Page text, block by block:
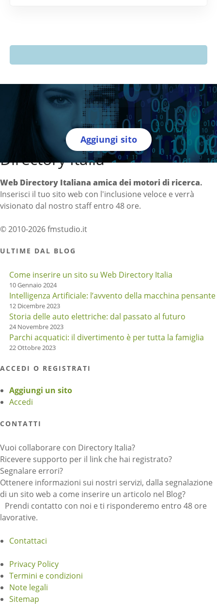
Aggiungi sito
Directory Italia
Web Directory Italiana amica dei motori di ricerca.
Inserisci il tuo sito web con l'inclusione veloce e verrà
visionato dal nostro staff entro 48 ore.
© 2010-2026 fmstudio.it
ULTIME DAL BLOG
Come inserire un sito su Web Directory Italia
10 Gennaio 2024
Intelligenza Artificiale: l’avvento della macchina pensante
12 Dicembre 2023
Storia delle auto elettriche: dal passato al futuro
24 Novembre 2023
Parchi acquatici: il divertimento è per tutta la famiglia
22 Ottobre 2023
ACCEDI O REGISTRATI
Aggiungi un sito
Accedi
CONTATTI
Vuoi collaborare con Directory Italia?
Ricevere supporto per il link che hai registrato?
Segnalare errori?
Ottenere informazioni sui nostri servizi, dalla segnalazione
di un sito web a come inserire un articolo nel Blog?
Prendi contatto con noi e ti risponderemo entro 48 ore
lavorative.
Contattaci
Privacy Policy
Termini e condizioni
Note legali
Sitemap